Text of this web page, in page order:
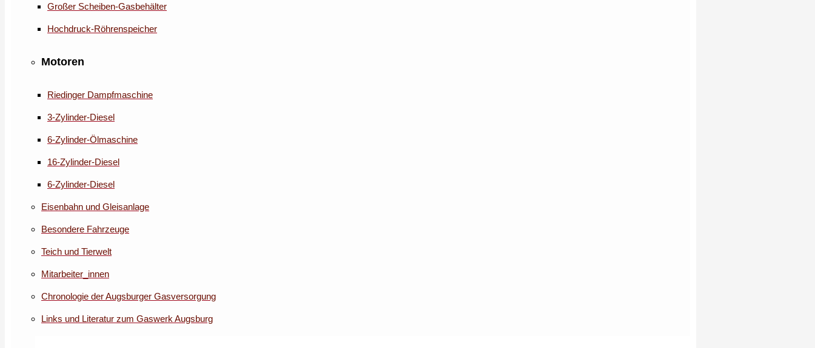
Großer Scheiben-Gasbehälter
Hochdruck-Röhrenspeicher
Motoren
Riedinger Dampfmaschine
3-Zylinder-Diesel
6-Zylinder-Ölmaschine
16-Zylinder-Diesel
6-Zylinder-Diesel
Eisenbahn und Gleisanlage
Besondere Fahrzeuge
Teich und Tierwelt
Mitarbeiter_innen
Chronologie der Augsburger Gasversorgung
Links und Literatur zum Gaswerk Augsburg